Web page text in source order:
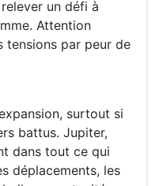
un défi à
Attention
tensions par peur de
surtout si
battus. Jupiter,
dans tout ce qui
déplacements, les